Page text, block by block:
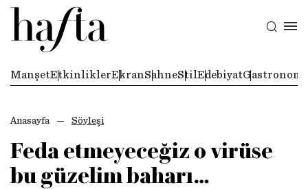
ManşetEtkinliklerEkranSahneStil EdebiyatGastronomi
Anasayfa Söyleşi
Feda etmeyeceğiz o virüse
bu güzelim baharı…